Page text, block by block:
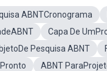
ABNTCronograma
Capa De
Pesquisa ABNT
ABNT